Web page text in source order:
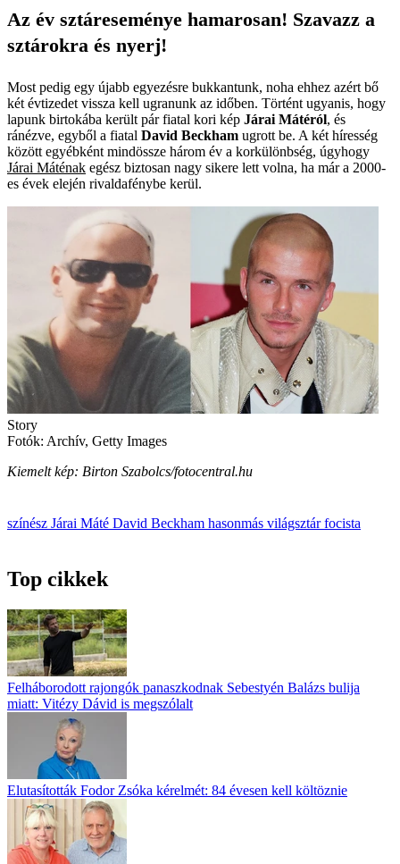
Az év sztáreseménye hamarosan! Szavazz a
sztárokra és nyerj!
Most pedig egy újabb egyezésre bukkantunk, noha ehhez azért bő
két évtizedet vissza kell ugranunk az időben. Történt ugyanis, hogy
lapunk birtokába került pár fiatal kori kép Járai Mátéról, és
ránézve, egyből a fiatal David Beckham ugrott be. A két híresség
között egyébként mindössze három év a korkülönbség, úgyhogy
Járai Máténak egész biztosan nagy sikere lett volna, ha már a 2000-
es évek elején rivaldafénybe kerül.
Story
Fotók: Archív, Getty Images
Kiemelt kép: Birton Szabolcs/fotocentral.hu
színész Járai Máté David Beckham hasonmás világsztárfocista
Top cikkek
Felháborodott rajongók panaszkodnak Sebestyén Balázs bulija
miatt: Vitézy Dávid is megszólalt
Elutasították Fodor Zsóka kérelmét: 84 évesen kell költöznie